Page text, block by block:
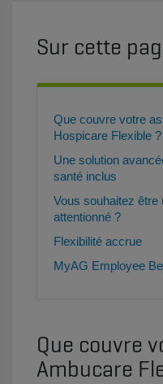
Sur cette
Que couvre votre
Hospicare Flexible ?
Une solution
santé inclus
Vous souhaitez être
attentionné ?
Flexibilité accrue
MyAG Employee
Que couvre
Ambucare